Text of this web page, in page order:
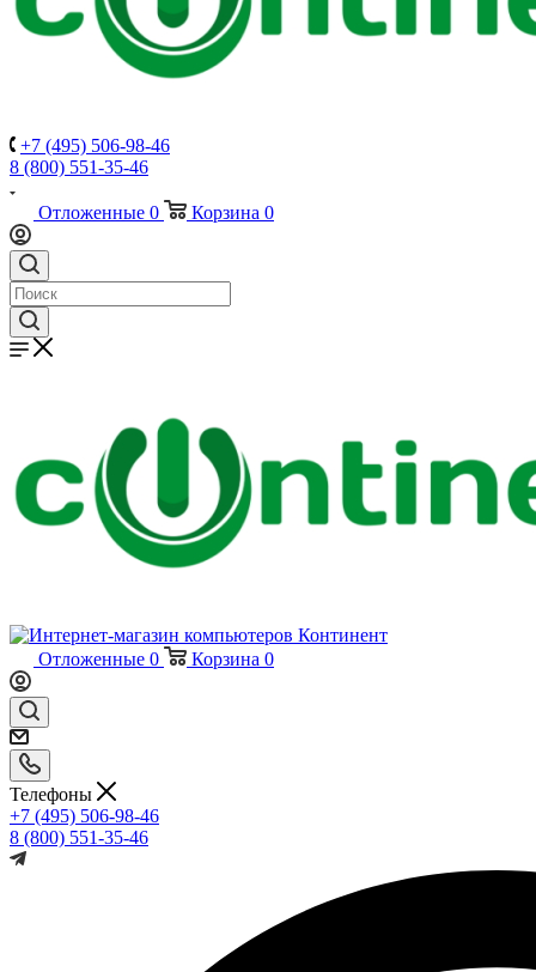
+7 (495) 506-98-46
8 (800) 551-35-46
Отложенные 0 Корзина 0
Отложенные 0 Корзина 0
Телефоны
+7 (495) 506-98-46
8 (800) 551-35-46